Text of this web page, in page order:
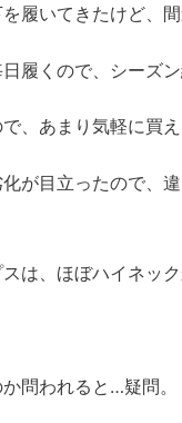
履いてきたけど、間
履くので、シーズ
、あまり気軽に買え
が目立ったので、
は、ほぼハイネッ
問われると…疑問。